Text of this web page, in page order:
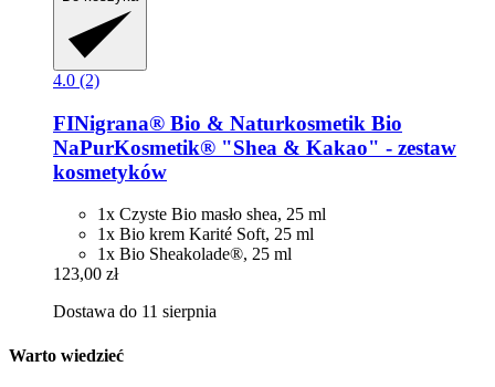
4.0 (2)
FINigrana® Bio & Naturkosmetik Bio
NaPurKosmetik® "Shea & Kakao" -​ zestaw
kosmetyków
1x Czyste Bio masło shea, 25 ml
1x Bio krem Karité Soft, 25 ml
1x Bio Sheakolade®, 25 ml
123,00 zł
Dostawa do 11 sierpnia
Warto wiedzieć